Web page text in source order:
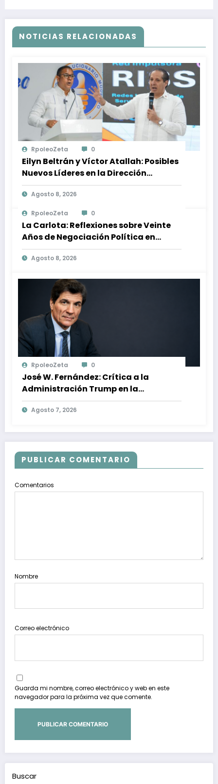
NOTICIAS RELACIONADAS
RpoleoZeta 0
Eilyn Beltrán y Víctor Atallah: Posibles
Nuevos Líderes en la Dirección
Ejecutiva del PRM
Agosto 8, 2026
RpoleoZeta 0
La Carlota: Reflexiones sobre Veinte
Años de Negociación Política en
Venezuela
Agosto 8, 2026
RpoleoZeta 0
José W. Fernández: Crítica a la
Administración Trump en la
Búsqueda de Libertad y Estabilidad
en Venezuela
Agosto 7, 2026
PUBLICAR COMENTARIO
Comentarios
Nombre
Correo electrónico
Guarda mi nombre, correo electrónico y web en este
navegador para la próxima vez que comente.
Buscar